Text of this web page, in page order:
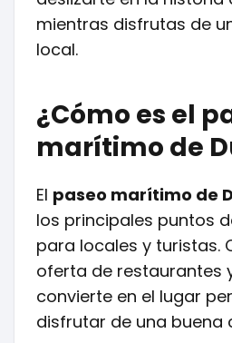
mientras disfrutas de
local.
¿Cómo es el
marítimo de
El paseo marítimo de
los principales puntos
para locales y turistas.
oferta de restaurantes
convierte en el lugar
disfrutar de una buena